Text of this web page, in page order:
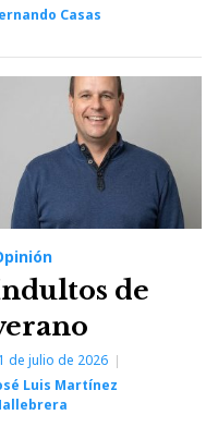
Casas
de
de julio de 2026
Luis Martínez